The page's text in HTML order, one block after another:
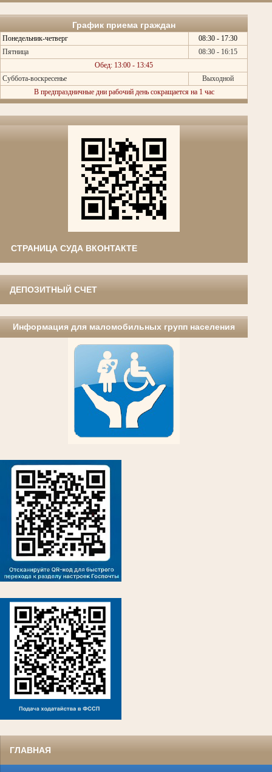
График приема граждан
Понедельник-четверг
08:30 - 17:30
Пятница
08:30 - 16:15
Обед: 13:00 - 13:45
Суббота-воскресенье
Выходной
В предпраздничные дни рабочий день сокращается на 1 час
СТРАНИЦА СУДА ВКОНТАКТЕ
ДЕПОЗИТНЫЙ СЧЕТ
Информация для маломобильных групп населения
ГЛАВНАЯ